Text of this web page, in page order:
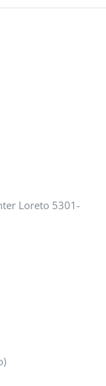
Loreto 5301-